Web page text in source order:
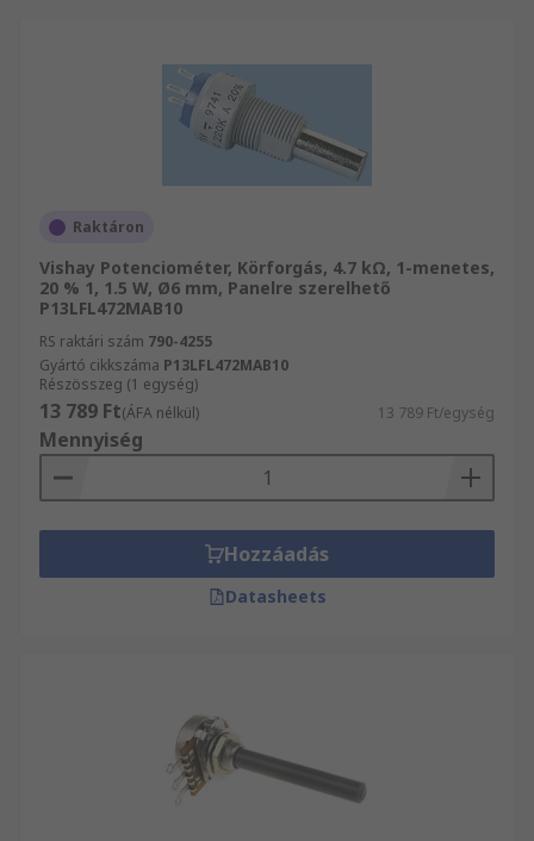
Raktáron
Vishay Potenciométer, Körforgás, 4.7 kΩ, 1-menetes,
20 % 1, 1.5 W, Ø6 mm, Panelre szerelhető
P13LFL472MAB10
RS raktári szám 790-4255
Gyártó cikkszáma P13LFL472MAB10
Részösszeg (1 egység)
13 789 Ft(ÁFA nélkül) 13 789 Ft/egység
Mennyiség
Hozzáadás
Datasheets